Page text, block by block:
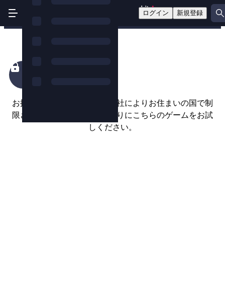
ログイン 新規登録
Dynasty of Death
お探しのゲームは、ゲーム会社によりお住まいの国で制
限されているようです。代わりにこちらのゲームをお試
しください。